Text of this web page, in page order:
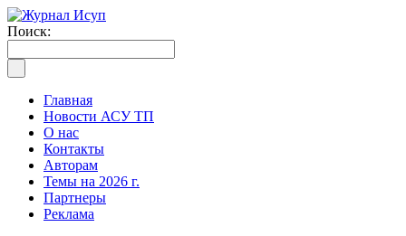
Поиск:
Главная
Новости АСУ ТП
О нас
Контакты
Авторам
Темы на 2026 г.
Партнеры
Реклама